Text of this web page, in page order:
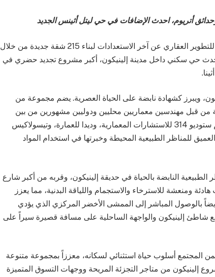
أتريوم، احدث الإضافات في حي ليتل أثينس الجديد
أعلنت شركة لامدا للتطوير العقاري عن آخر الاستعدادات لبناء 215 شقة جديدة من خلال
حي سكني داخل مدينة إلينيكون، أكبر مشروع تجديد حضري في
ويبرز كشهادة نابضة على الحياة العصرية. يضم مجموعة من
من قبل مهندسين معماريين محليين ودوليين مشهورين من بين
الشركات المرموقة المشاركة في التصميم ستوديو 314 للاستشارات المعمارية، وديدا للعمارة، وتيسولاكيس
للمناظر الطبيعية المحيطة وخبرتها في استخدام المواد
الطبيعية النابضة بالحياة في حديقة إلينيكون، وقربه من أكبر شارع
ومنعشة للاسترخاء والاستجمام واللياقة البدنية، مما يعزز
بالوصول المباشر إلى الممشى الأخضر المركزي الذي يؤدي
شاطئ إلينيكون والواجهة الساحلية على مسافة قصيرة سيراً على
المجتمع أسلوب حياة استثنائي لسكانه، معززاً بمجموعة متنوعة
إلينيكون من متاجر التجزئة المريحة ووجهات التسوق المتميزة